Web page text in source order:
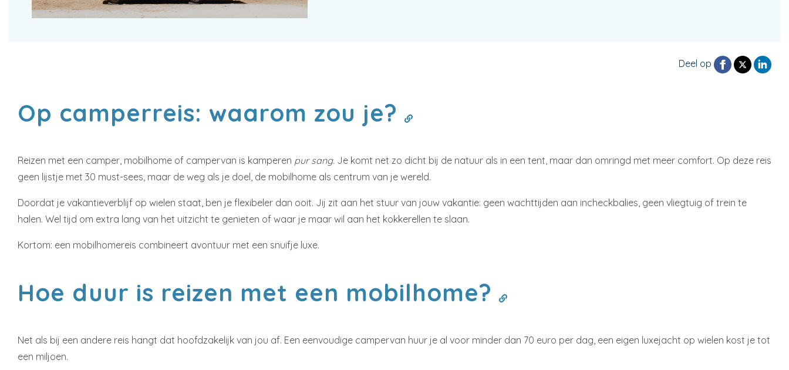
Deel op
Op camperreis: waarom zou je?
Reizen met een camper, mobilhome of campervan is kamperen pur sang. Je komt net zo dicht bij de natuur als in een tent, maar dan omringd met meer comfort. Op deze reis
geen lijstje met 30 must-sees, maar de weg als je doel, de mobilhome als centrum van je wereld.
Doordat je vakantieverblijf op wielen staat, ben je flexibeler dan ooit. Jij zit aan het stuur van jouw vakantie: geen wachttijden aan incheckbalies, geen vliegtuig of trein te
halen. Wel tijd om extra lang van het uitzicht te genieten of waar je maar wil aan het kokkerellen te slaan.
Kortom: een mobilhomereis combineert avontuur met een snuifje luxe.
Hoe duur is reizen met een mobilhome?
Net als bij een andere reis hangt dat hoofdzakelijk van jou af. Een eenvoudige campervan huur je al voor minder dan 70 euro per dag, een eigen luxejacht op wielen kost je tot
een miljoen.